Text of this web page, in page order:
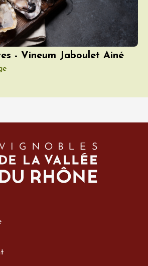
- Vineum Jaboulet Ainé